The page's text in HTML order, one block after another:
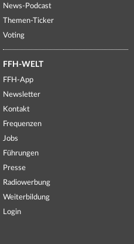
News-Podcast
Themen-Ticker
Voting
FFH-WELT
FFH-App
Newsletter
Kontakt
Frequenzen
Jobs
Führungen
Presse
Radiowerbung
Weiterbildung
Login